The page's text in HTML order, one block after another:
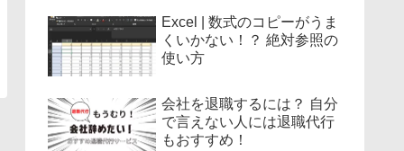
Excel | 数式のコピーがうま
くいかない！？ 絶対参照の
使い方
会社を退職するには？ 自分
で言えない人には退職代行
もおすすめ！